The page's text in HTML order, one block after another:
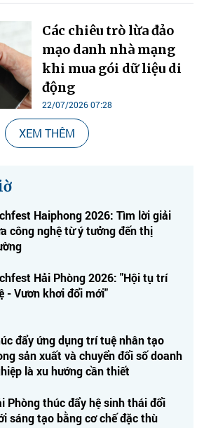
Các chiêu trò lừa đảo
mạo danh nhà mạng
khi mua gói dữ liệu di
động
22/07/2026 07:28
XEM THÊM
Haiphong 2026: Tìm lời giải
công nghệ từ ý tưởng đến thị
Hải Phòng 2026: "Hội tụ trí
- Vươn khơi đổi mới"
đẩy ứng dụng trí tuệ nhân tạo
sản xuất và chuyển đổi số doanh
là xu hướng cần thiết
Phòng thúc đẩy hệ sinh thái đổi
sáng tạo bằng cơ chế đặc thù